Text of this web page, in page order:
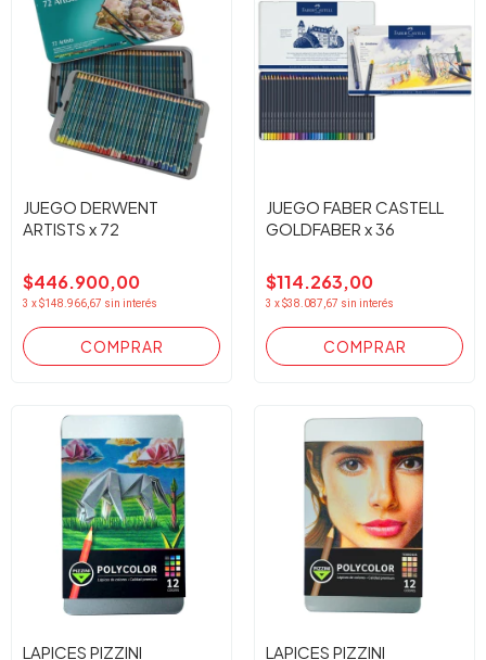
JUEGO DERWENT
ARTISTS x 72
$446.900,00
3 x$148.966,67 sin interés
JUEGO FABER CASTELL
GOLDFABER x 36
$114.263,00
3 x$38.087,67 sin interés
LAPICES PIZZINI LAPICES PIZZINI